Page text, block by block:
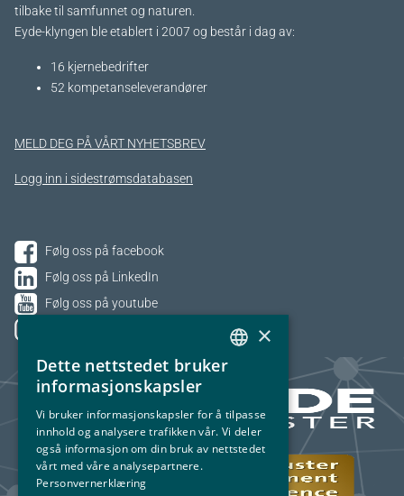
tilbake til samfunnet og naturen.
Eyde-klyngen ble etablert i 2007 og består i dag av:
16 kjernebedrifter​
52 kompetanseleverandører
MELD DEG PÅ VÅRT NYHETSBREV
Logg inn i sidestrømsdatabasen
Følg oss på facebook
Følg oss på LinkedIn
Følg oss på youtube
NORWEGIAN
×
Dette nettstedet bruker
informasjonskapsler
Vi bruker informasjonskapsler for å tilpasse
innhold og analysere trafikken vår. Vi deler
også informasjon om din bruk av nettstedet
vårt med våre analysepartnere.
Personvernerklæring